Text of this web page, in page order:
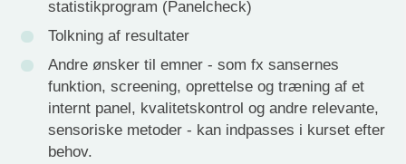
statistikprogram (Panelcheck)
Tolkning af resultater
Andre ønsker til emner - som fx sansernes
funktion, screening, oprettelse og træning af et
internt panel, kvalitetskontrol og andre relevante,
sensoriske metoder - kan indpasses i kurset efter
behov.